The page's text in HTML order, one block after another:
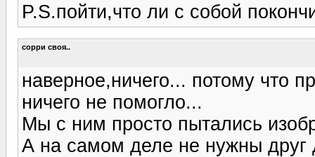
P.S.пойти,что ли с собой
сорри своя..
наверное,ничего... потому что
ничего не помогло...
Мы с ним просто пытались
А на самом деле не нужны друг